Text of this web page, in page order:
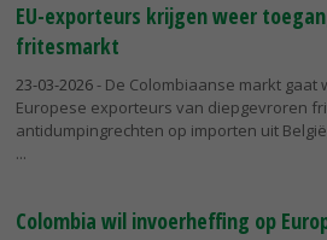
EU-exporteurs krijgen weer
fritesmarkt
23-03-2026- De Colombiaanse markt
Europese exporteurs van diepgevroren
antidumpingrechten op importen uit
Colombia wil invoerheffing op